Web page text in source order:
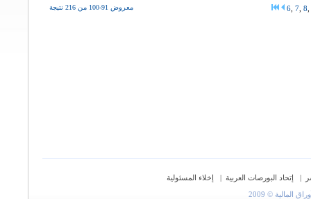
معروض 91-100 من 216 نتيجة 6 7 8
| إتحاد البورصات العربية |
إخلاء المسئولية
© 2009